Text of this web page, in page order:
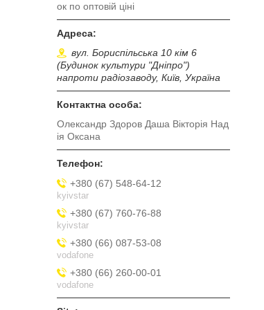
ок по оптовій ціні
вул. Бориспільська 10 кім 6
(Будинок культури "Дніпро")
напроти радіозаводу, Київ, Україна
Олександр Здоров Даша Вікторія Над
ія Оксана
+380 (67) 548-64-12
kyivstar
+380 (67) 760-76-88
kyivstar
+380 (66) 087-53-08
vodafone
+380 (66) 260-00-01
vodafone